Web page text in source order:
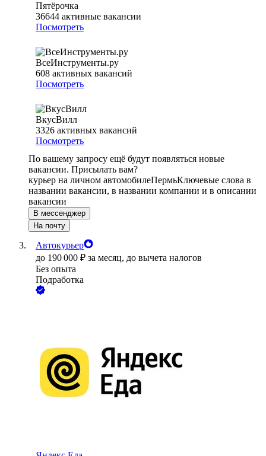
Пятёрочка
36644 активные вакансии
Посмотреть
ВсеИнструменты.ру
608 активных вакансий
Посмотреть
ВкусВилл
3326 активных вакансий
Посмотреть
По вашему запросу ещё будут появляться новые
вакансии. Присылать вам?
курьер на личном автомобилеПермьКлючевые слова в
названии вакансии, в названии компании и в описании
вакансии
В мессенджер
На почту
Автокурьер
до 190 000 ₽ за месяц, до вычета налогов
Без опыта
Подработка